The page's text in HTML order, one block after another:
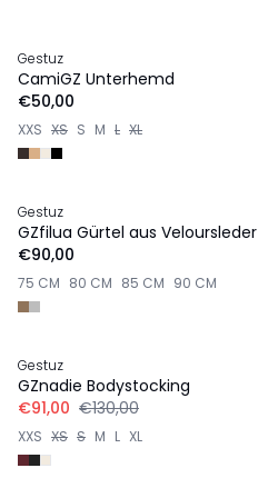
NEU
Gestuz
CamiGZ Unterhemd
€50,00
XXS XS S M L XL
NEU
Gestuz
GZfilua Gürtel aus Veloursleder
€90,00
75 CM 80 CM 85 CM 90 CM
Gestuz
GZnadie Bodystocking
€91,00 €130,00
XXS XS S M L XL